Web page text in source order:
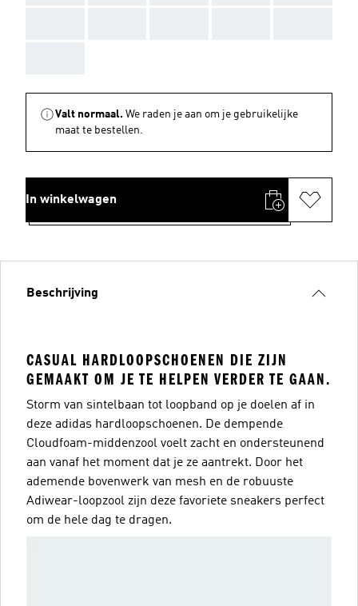
Valt normaal. We raden je aan om je gebruikelijke
maat te bestellen.
In winkelwagen
Beschrijving
CASUAL HARDLOOPSCHOENEN DIE ZIJN
GEMAAKT OM JE TE HELPEN VERDER TE GAAN.
Storm van sintelbaan tot loopband op je doelen af in
deze adidas hardloopschoenen. De dempende
Cloudfoam-middenzool voelt zacht en ondersteunend
aan vanaf het moment dat je ze aantrekt. Door het
ademende bovenwerk van mesh en de robuuste
Adiwear-loopzool zijn deze favoriete sneakers perfect
om de hele dag te dragen.